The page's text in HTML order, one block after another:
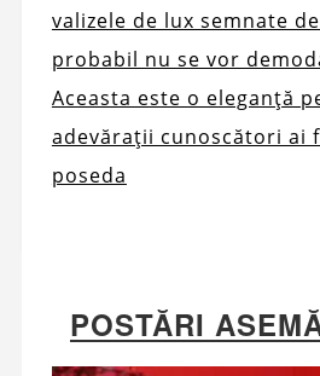
valizele de lux semnate
probabil nu se vor
Aceasta este o eleganță
adevărații cunoscători ai
poseda
POSTĂRI